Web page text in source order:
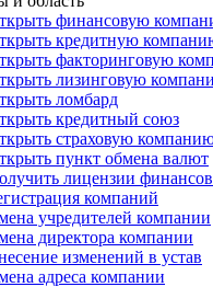
финансовую
кредитную
факторинговую
лизинговую
ломбард
кредитный союз
страховую
пункт обмена валют
лицензии
компаний
учредителей компании
директора компании
изменений в устав
адреса компании